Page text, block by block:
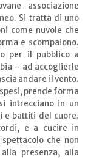
associazione
Si tratta di uno
come nuvole che
e scompaiono.
per il pubblico a
– ad accoglierle
andare il vento.
prende forma
intrecciano in un
e battiti del cuore.
e a cucire in
che non
presenza, alla